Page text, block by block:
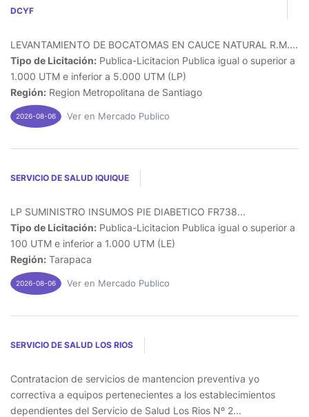
DCYF
LEVANTAMIENTO DE BOCATOMAS EN CAUCE NATURAL R.M....
Tipo de Licitación: Publica-Licitacion Publica igual o superior a
1.000 UTM e inferior a 5.000 UTM (LP)
Región: Region Metropolitana de Santiago
2026-08-06 Ver en Mercado Publico
SERVICIO DE SALUD IQUIQUE
LP SUMINISTRO INSUMOS PIE DIABETICO FR738...
Tipo de Licitación: Publica-Licitacion Publica igual o superior a
100 UTM e inferior a 1.000 UTM (LE)
Región: Tarapaca
2026-08-06 Ver en Mercado Publico
SERVICIO DE SALUD LOS RIOS
Contratacion de servicios de mantencion preventiva yo
correctiva a equipos pertenecientes a los establecimientos
dependientes del Servicio de Salud Los Rios Nº 2...